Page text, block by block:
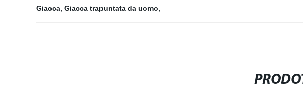
Giacca, Giacca trapuntata da uomo,